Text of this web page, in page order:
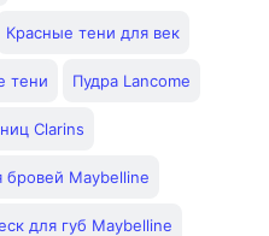
Красные тени для век
тени Пудра Lancome
Clarins
бровей Maybelline
для губ Maybelline